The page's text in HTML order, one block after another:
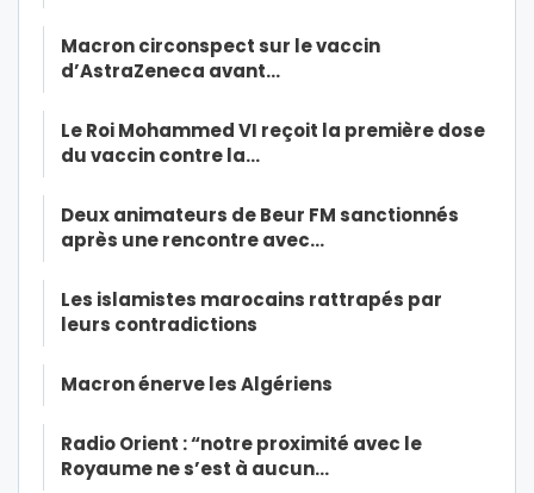
Macron circonspect sur le vaccin
d’AstraZeneca avant…
Le Roi Mohammed VI reçoit la première dose
du vaccin contre la…
Deux animateurs de Beur FM sanctionnés
après une rencontre avec…
Les islamistes marocains rattrapés par
leurs contradictions
Macron énerve les Algériens
Radio Orient : “notre proximité avec le
Royaume ne s’est à aucun…